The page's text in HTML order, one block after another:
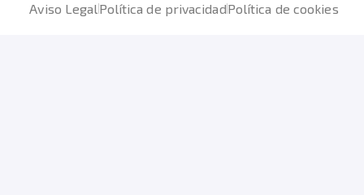
Aviso LegalPolítica de privacidadPolítica de cookies